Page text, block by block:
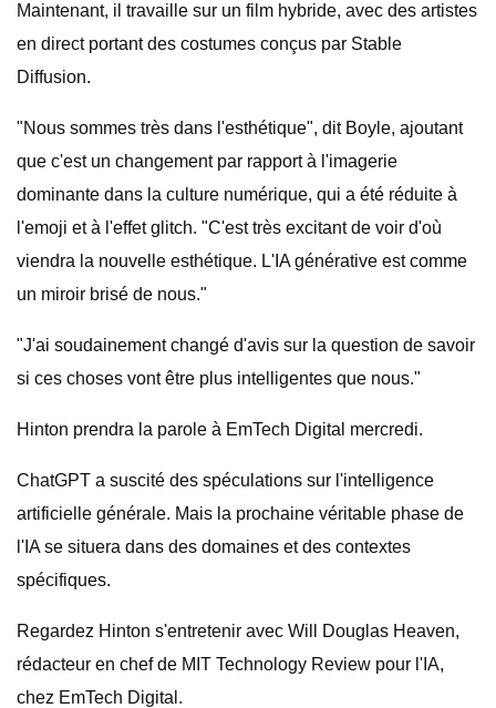
Maintenant, il travaille sur un film hybride, avec des artistes
en direct portant des costumes conçus par Stable
Diffusion.
"Nous sommes très dans l'esthétique", dit Boyle, ajoutant
que c'est un changement par rapport à l'imagerie
dominante dans la culture numérique, qui a été réduite à
l'emoji et à l'effet glitch. "C'est très excitant de voir d'où
viendra la nouvelle esthétique. L'IA générative est comme
un miroir brisé de nous."
"J'ai soudainement changé d'avis sur la question de savoir
si ces choses vont être plus intelligentes que nous."
Hinton prendra la parole à EmTech Digital mercredi.
ChatGPT a suscité des spéculations sur l'intelligence
artificielle générale. Mais la prochaine véritable phase de
l'IA se situera dans des domaines et des contextes
spécifiques.
Regardez Hinton s'entretenir avec Will Douglas Heaven,
rédacteur en chef de MIT Technology Review pour l'IA,
chez EmTech Digital.